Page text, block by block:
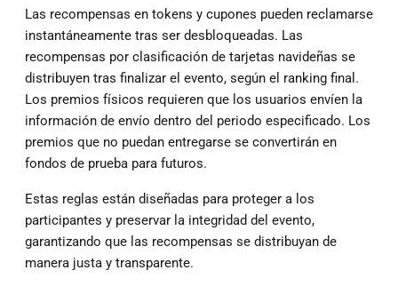
Las recompensas en tokens y cupones pueden reclamarse
instantáneamente tras ser desbloqueadas. Las
recompensas por clasificación de tarjetas navideñas se
distribuyen tras finalizar el evento, según el ranking final.
Los premios físicos requieren que los usuarios envíen la
información de envío dentro del periodo especificado. Los
premios que no puedan entregarse se convertirán en
fondos de prueba para futuros.
Estas reglas están diseñadas para proteger a los
participantes y preservar la integridad del evento,
garantizando que las recompensas se distribuyan de
manera justa y transparente.